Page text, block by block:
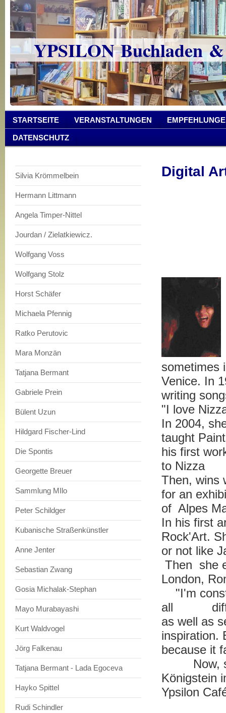
YPSILON Buchladen
STARTSEITE VERANSTALTUNGEN
DATENSCHUTZ
Silvia Krömmelbein
Hermann Littmann
Angela Timper-Nittel
Jourdan / Zielatkiewicz.
Wolfgang Voss
Wolfgang Stolz
Horst Schäfer
Michaela Pfennig
Ratko Perutovic
Mara Monzän
Tatjana Bermant
Gabriele Prein
Bülent Uzun
Hildgard Fischer-Lind
Die Spontis
Georgette Breuer
Sammlung MIlo
Peter Schildger
Kubanische Straßenkünstler
Anne Jenter
Sebastian Zwang
Gosia Michalak-Stephan
Mayo Murabayashi
Kurt Waldvogel
Jörg Falkenau
Tatjana Bermant - Lada Egoceva
Hayko Spittel
Rudi Schindler
Digital
sometimes
Venice. In
writing
"I love
In 2004,
taught
his first
to Nizza
Then, wins
for an
of Alpes
In his first
Rock'Art.
or not like
Then she
London,
"I'm
all
as well as
inspiration.
because it
Now,
Königstein
Ypsilon